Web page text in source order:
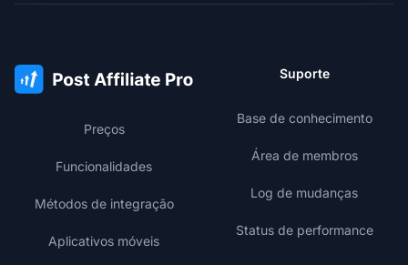
Preços
Funcionalidades
Métodos de integração
Aplicativos móveis
Suporte
Base de conhecimento
Área de membros
Log de mudanças
Status de performance